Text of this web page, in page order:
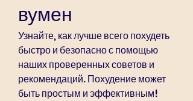
вумен
Узнайте, как лучше всего похудеть
быстро и безопасно с помощью
наших проверенных советов и
рекомендаций. Похудение может
быть простым и эффективным!